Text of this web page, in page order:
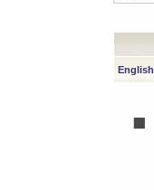
English